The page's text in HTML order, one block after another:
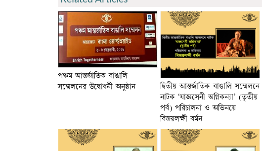
পঞ্চম আন্তর্জাতিক বাঙালি
সম্মেলনের উদ্বোধনী অনুষ্ঠান
দ্বিতীয় আন্তর্জাতিক বাঙালি সম্মেলনে
নাটক ‘যাজ্ঞসেনী অগ্নিকন্যা’ (তৃতীয়
পর্ব) পরিচালনা ও অভিনয়ে
বিজয়লক্ষী বর্মন